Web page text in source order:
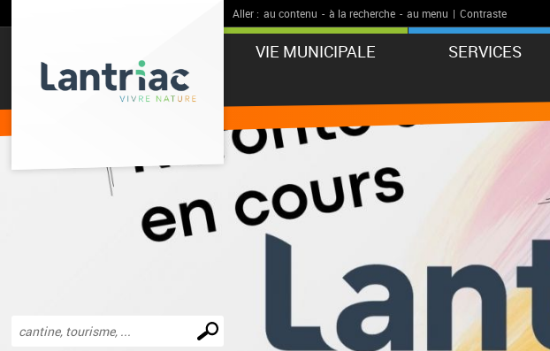
Aller : au contenu - à la recherche - au menu | Contraste
VIE MUNICIPALE SERVICES
Effectuer